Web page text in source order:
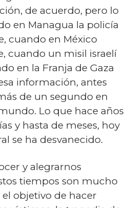
de acuerdo, pero lo
en Managua la policía
cuando en México
cuando un misil israelí
en la Franja de Gaza
información, antes
de un segundo en
Lo que hace años
y hasta de meses, hoy
se ha desvanecido.
y alegrarnos
tiempos son mucho
objetivo de hacer